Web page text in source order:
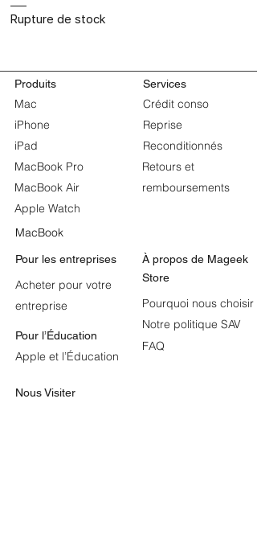
Rupture de stock
Produits
Mac
iPhone
iPad
MacBook Pro
MacBook Air
Apple Watch
Services
Crédit conso
Reprise
Reconditionnés
Retours et
remboursements
MacBook
Pour les entreprises
Acheter pour votre
entreprise
Pour l’Éducation
Apple et l’Éducation
À propos de Mageek
Store
Pourquoi nous choisir
Notre politique SAV
FAQ
Nous Visiter